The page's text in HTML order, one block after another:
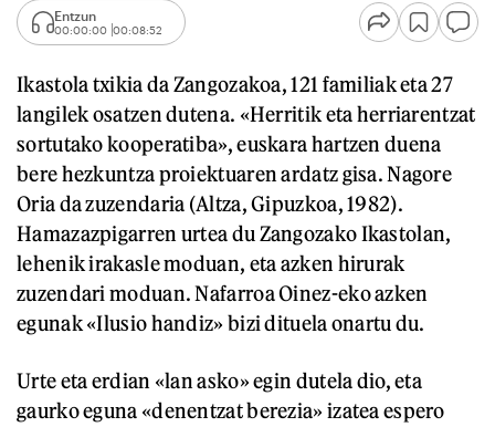
Entzun
00:00:00 00:08:52
Ikastola txikia da Zangozakoa, 121 familiak eta 27
langilek osatzen dutena. «Herritik eta herriarentzat
sortutako kooperatiba», euskara hartzen duena
bere hezkuntza proiektuaren ardatz gisa. Nagore
Oria da zuzendaria (Altza, Gipuzkoa, 1982).
Hamazazpigarren urtea du Zangozako Ikastolan,
lehenik irakasle moduan, eta azken hirurak
zuzendari moduan. Nafarroa Oinez-eko azken
egunak «Ilusio handiz» bizi dituela onartu du.
Urte eta erdian «lan asko» egin dutela dio, eta
gaurko eguna «denentzat berezia» izatea espero